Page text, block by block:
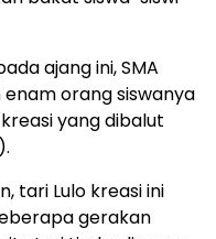
ajang ini, SMA
orang siswanya
yang dibalut
tari Lulo kreasi ini
gerakan